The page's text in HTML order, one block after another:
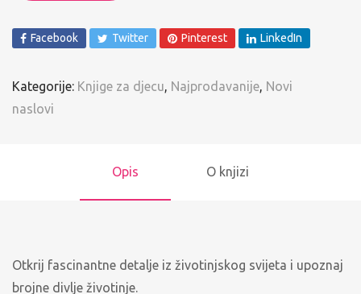
Facebook Twitter Pinterest LinkedIn
Kategorije: Knjige za djecu, Najprodavanije, Novi
naslovi
Opis O knjizi
Otkrij fascinantne detalje iz životinjskog svijeta i upoznaj
brojne divlje životinje.